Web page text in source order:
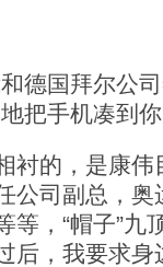
国拜尔公司
把手机凑到
的，是康伟
公司副总，
，“帽子”九
后，我要求